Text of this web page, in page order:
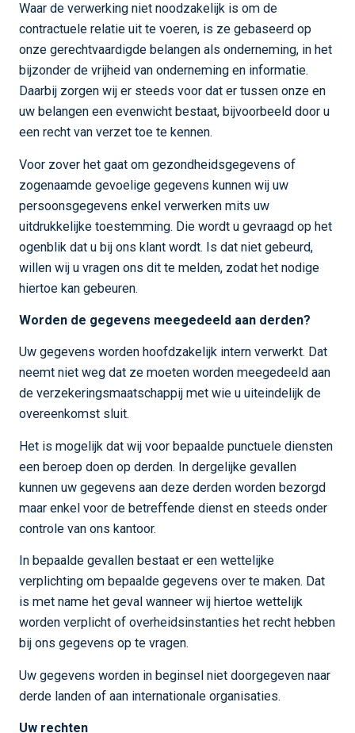
Waar de verwerking niet noodzakelijk is om de
contractuele relatie uit te voeren, is ze gebaseerd op
onze gerechtvaardigde belangen als onderneming, in het
bijzonder de vrijheid van onderneming en informatie.
Daarbij zorgen wij er steeds voor dat er tussen onze en
uw belangen een evenwicht bestaat, bijvoorbeeld door u
een recht van verzet toe te kennen.
Voor zover het gaat om gezondheidsgegevens of
zogenaamde gevoelige gegevens kunnen wij uw
persoonsgegevens enkel verwerken mits uw
uitdrukkelijke toestemming. Die wordt u gevraagd op het
ogenblik dat u bij ons klant wordt. Is dat niet gebeurd,
willen wij u vragen ons dit te melden, zodat het nodige
hiertoe kan gebeuren.
Worden de gegevens meegedeeld aan derden?
Uw gegevens worden hoofdzakelijk intern verwerkt. Dat
neemt niet weg dat ze moeten worden meegedeeld aan
de verzekeringsmaatschappij met wie u uiteindelijk de
overeenkomst sluit.
Het is mogelijk dat wij voor bepaalde punctuele diensten
een beroep doen op derden. In dergelijke gevallen
kunnen uw gegevens aan deze derden worden bezorgd
maar enkel voor de betreffende dienst en steeds onder
controle van ons kantoor.
In bepaalde gevallen bestaat er een wettelijke
verplichting om bepaalde gegevens over te maken. Dat
is met name het geval wanneer wij hiertoe wettelijk
worden verplicht of overheidsinstanties het recht hebben
bij ons gegevens op te vragen.
Uw gegevens worden in beginsel niet doorgegeven naar
derde landen of aan internationale organisaties.
Uw rechten